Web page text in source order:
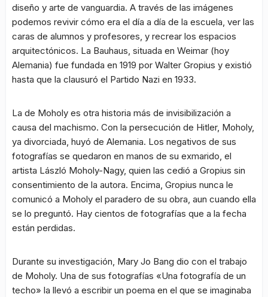
diseño y arte de vanguardia. A través de las imágenes
podemos revivir cómo era el día a día de la escuela, ver las
caras de alumnos y profesores, y recrear los espacios
arquitectónicos. La Bauhaus, situada en Weimar (hoy
Alemania) fue fundada en 1919 por Walter Gropius y existió
hasta que la clausuró el Partido Nazi en 1933.
La de Moholy es otra historia más de invisibilización a
causa del machismo. Con la persecución de Hitler, Moholy,
ya divorciada, huyó de Alemania. Los negativos de sus
fotografías se quedaron en manos de su exmarido, el
artista László Moholy-Nagy, quien las cedió a Gropius sin
consentimiento de la autora. Encima, Gropius nunca le
comunicó a Moholy el paradero de su obra, aun cuando ella
se lo preguntó. Hay cientos de fotografías que a la fecha
están perdidas.
Durante su investigación, Mary Jo Bang dio con el trabajo
de Moholy. Una de sus fotografías «Una fotografía de un
techo» la llevó a escribir un poema en el que se imaginaba